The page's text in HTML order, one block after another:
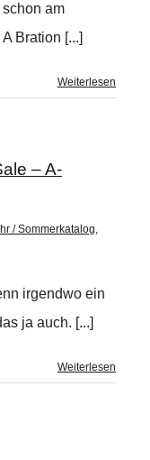
am
Bration [...]
Weiterlesen
– A-
/ Sommerkatalog,
irgendwo ein
ja auch. [...]
Weiterlesen